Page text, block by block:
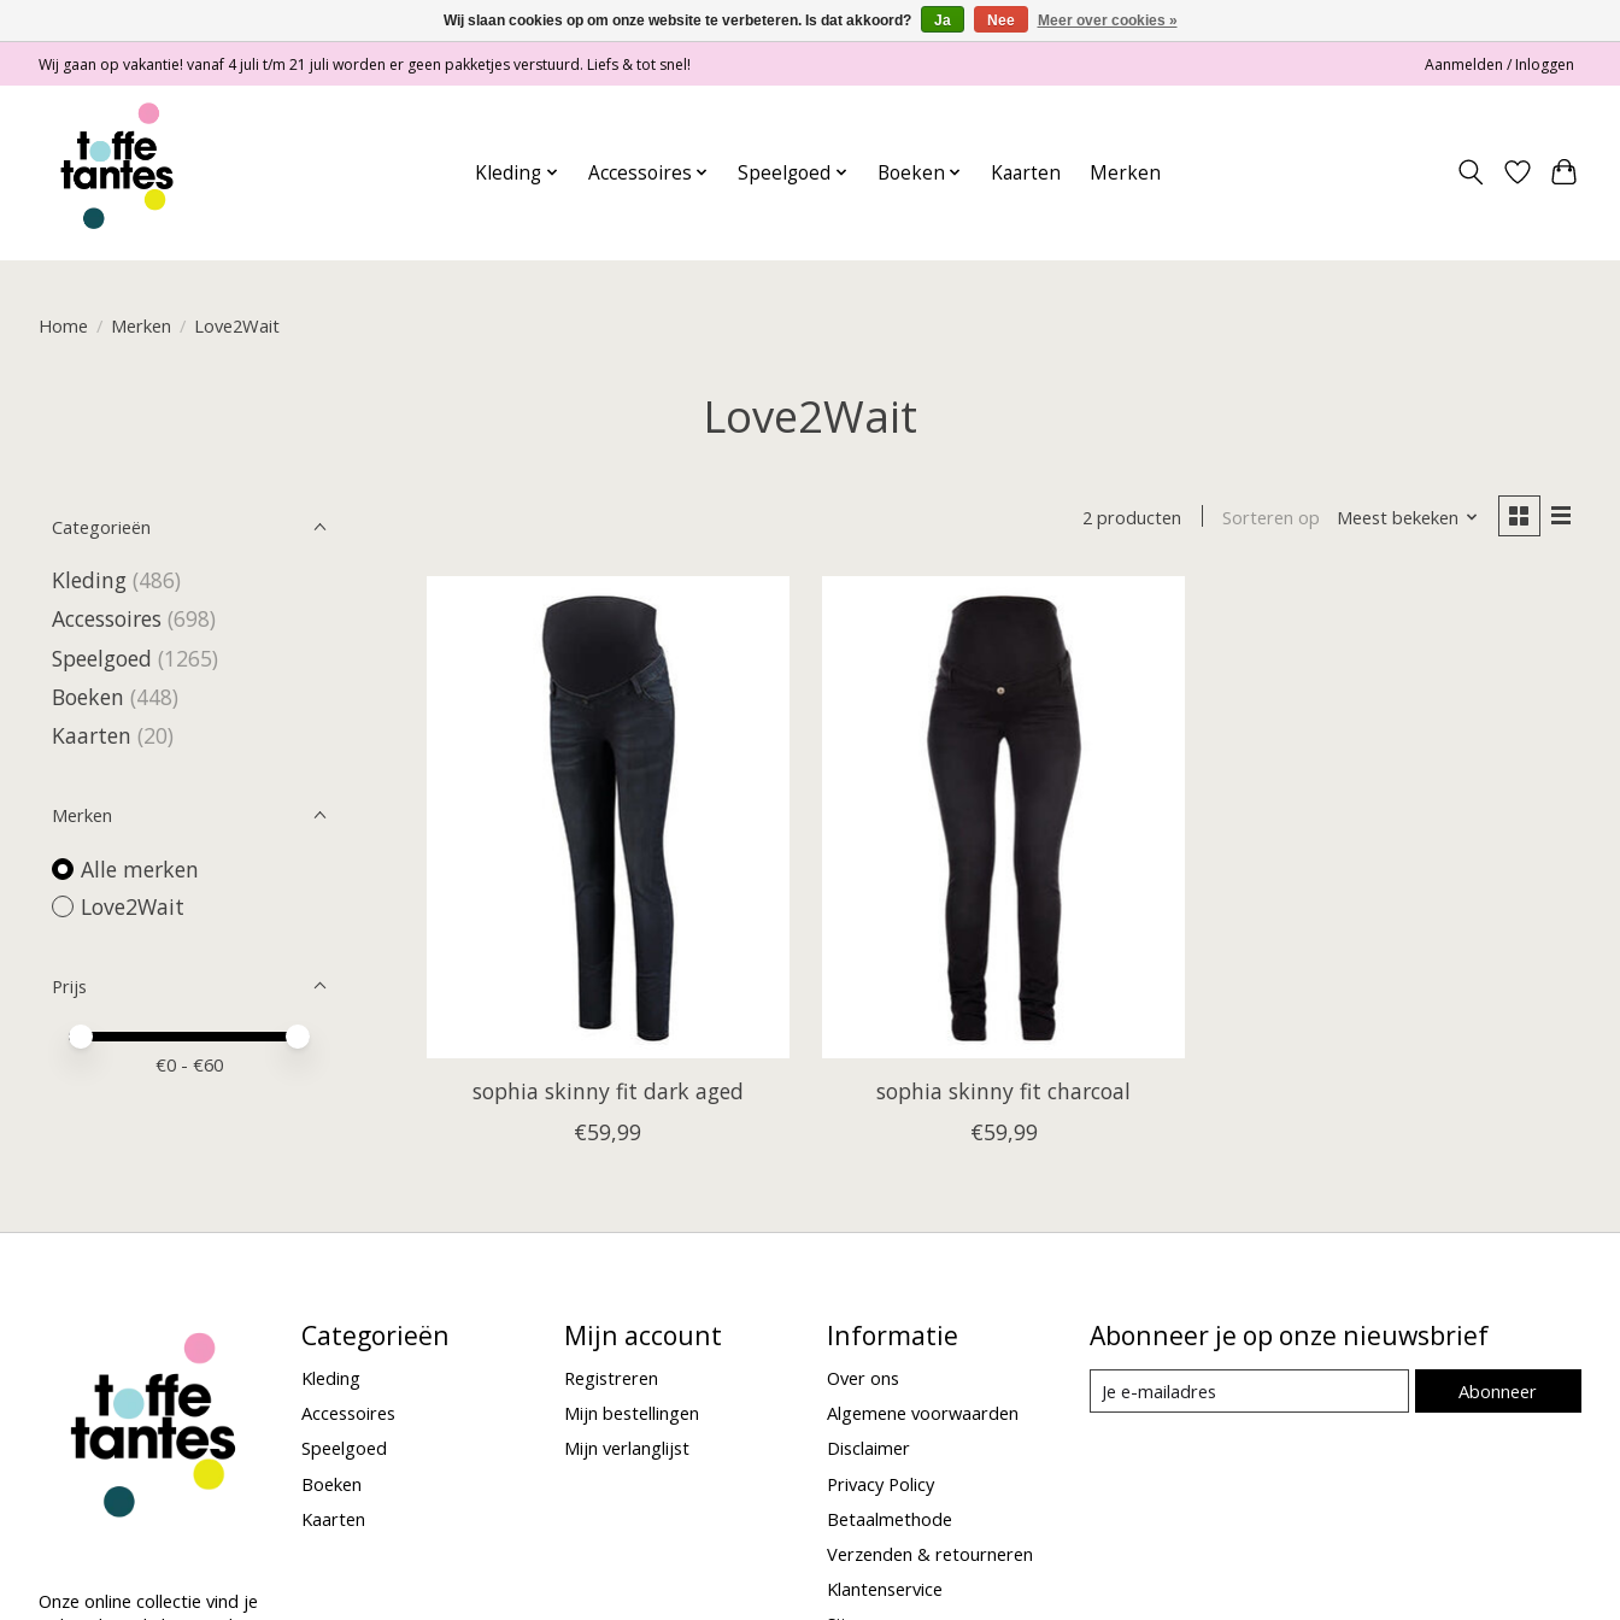
Wij gaan op vakantie! vanaf 4 juli t/m 21 juli worden er geen pakketjes verstuurd. Liefs & tot snel! Aanmelden / Inloggen
Kleding Accessoires Speelgoed Boeken Kaarten Merken
Home / Merken / Love2Wait
Love2Wait
Categorieën
Kleding (486)
Accessoires (698)
Speelgoed (1265)
Boeken (448)
Kaarten (20)
Merken
Alle merken
Love2Wait
Prijs
Minimale prijswaarde
Price maximum value
€0 - €60
2 producten Sorteren op Meest bekeken
sophia skinny fit dark aged
€59,99
sophia skinny fit charcoal
€59,99
Onze online collectie vind je
Categorieën
Kleding
Accessoires
Speelgoed
Boeken
Kaarten
Mijn account
Registreren
Mijn bestellingen
Mijn verlanglijst
Informatie
Over ons
Algemene voorwaarden
Disclaimer
Privacy Policy
Betaalmethode
Verzenden & retourneren
Klantenservice
Abonneer je op onze nieuwsbrief
Abonneer
Wij slaan cookies op om onze website te verbeteren. Is dat akkoord? Ja Nee Meer over cookies »